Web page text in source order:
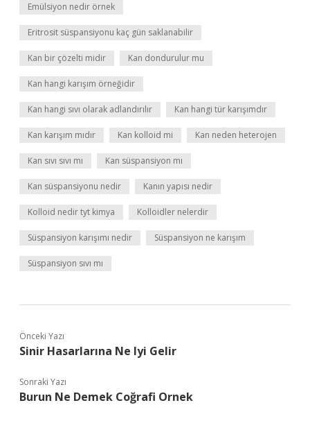
Emülsiyon nedir örnek
Eritrosit süspansiyonu kaç gün saklanabilir
Kan bir çözelti midir Kan dondurulur mu
Kan hangi karışım örneğidir
Kan hangi sıvı olarak adlandırılır Kan hangi tür karışımdır
Kan karışım mıdır Kan kolloid mi Kan neden heterojen
Kan sıvı sıvı mı Kan süspansiyon mı
Kan süspansiyonu nedir Kanın yapısı nedir
Kolloid nedir tyt kimya Kolloidler nelerdir
Süspansiyon karışımı nedir Süspansiyon ne karışım
Süspansiyon sıvı mı
Önceki Yazı
Sinir Hasarlarına Ne Iyi Gelir
Sonraki Yazı
Burun Ne Demek Coğrafi Ornek